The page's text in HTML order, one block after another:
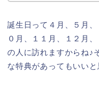
誕生日って４月、５月、
０月、１１月、１２月
の人に訪れますからね♪
な特典があってもいいと